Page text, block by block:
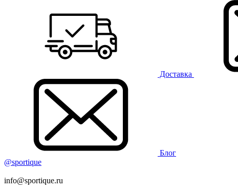
Доставка
Блог
@sportique
info@sportique.ru